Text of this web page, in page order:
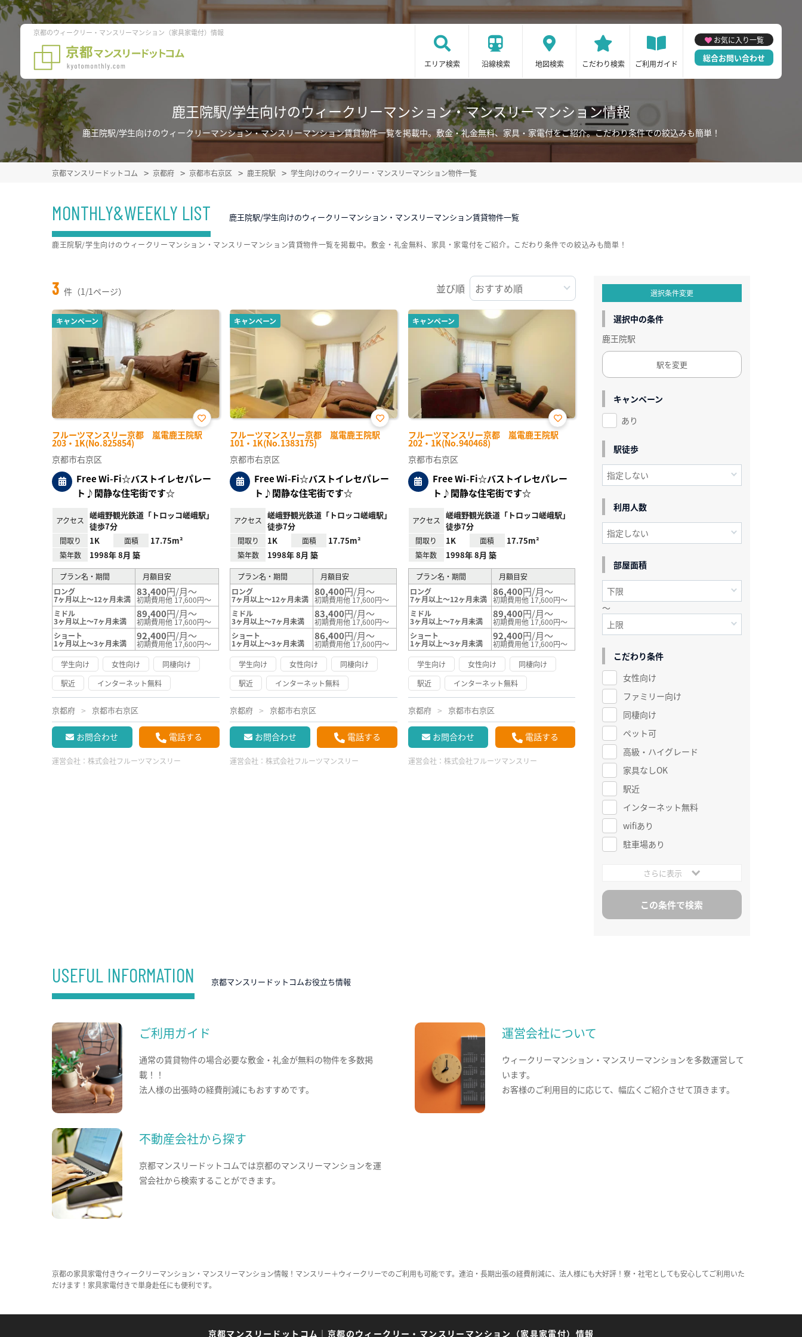
京都のウィークリー・マンスリーマンション（家具家電付）情報
エリア検索 沿線検索 地図検索 こだわり検索 ご利用ガイド
お気に入り一覧
総合お問い合わせ
鹿王院駅/学生向けのウィークリーマンション・マンスリーマンション情報
鹿王院駅/学生向けのウィークリーマンション・マンスリーマンション賃貸物件一覧を掲載中。敷金・礼金無料、家具・家電付をご紹介。こだわり条件での絞込みも簡単！
京都マンスリードットコム 京都府 京都市右京区 鹿王院駅 学生向けのウィークリー・マンスリーマンション物件一覧
MONTHLY&WEEKLY LIST 鹿王院駅/学生向けのウィークリーマンション・マンスリーマンション賃貸物件一覧
3 件（1/1ページ） 並び順
キャンペーン
フルーツマンスリー京都 嵐電鹿王院駅
203・1K(No.825854)
お気
に入
京都市右京区
Free Wi-Fi☆バストイレセパレー
ト♪閑静な住宅街です☆
アクセス
嵯峨野観光鉄道「トロッコ嵯峨駅」
徒歩7分
間取り 1K 面積 17.75m²
築年数 1998年 8月 築
プラン名・期間
月額目安
ロング
7ヶ月以上～12ヶ月未満
83,400円/月～
初期費用他 17,600円～
ミドル
3ヶ月以上～7ヶ月未満
89,400円/月～
初期費用他 17,600円～
ショート
1ヶ月以上～3ヶ月未満
92,400円/月～
初期費用他 17,600円～
学生向け
女性向け
同棲向け
駅近
インターネット無料
京都府 京都市右京区
お問合わせ 電話する
運営会社： 株式会社フルーツマンスリー
キャンペーン
フルーツマンスリー京都 嵐電鹿王院駅
101・1K(No.1383175)
お気
に入
京都市右京区
Free Wi-Fi☆バストイレセパレー
ト♪閑静な住宅街です☆
アクセス
嵯峨野観光鉄道「トロッコ嵯峨駅」
徒歩7分
間取り 1K 面積 17.75m²
築年数 1998年 8月 築
プラン名・期間
月額目安
ロング
7ヶ月以上～12ヶ月未満
80,400円/月～
初期費用他 17,600円～
ミドル
3ヶ月以上～7ヶ月未満
83,400円/月～
初期費用他 17,600円～
ショート
1ヶ月以上～3ヶ月未満
86,400円/月～
初期費用他 17,600円～
学生向け
女性向け
同棲向け
駅近
インターネット無料
京都府 京都市右京区
お問合わせ 電話する
運営会社：株式会社フルーツマンスリー
キャンペーン
フルーツマンスリー京都 嵐電鹿王院駅
202・1K(No.940468)
お気
に入
京都市右京区
Free Wi-Fi☆バストイレセパレー
ト♪閑静な住宅街です☆
アクセス
嵯峨野観光鉄道「トロッコ嵯峨駅」
徒歩7分
間取り 1K 面積 17.75m²
築年数 1998年 8月 築
プラン名・期間
月額目安
ロング
7ヶ月以上～12ヶ月未満
86,400円/月～
初期費用他 17,600円～
ミドル
3ヶ月以上～7ヶ月未満
89,400円/月～
初期費用他 17,600円～
ショート
1ヶ月以上～3ヶ月未満
92,400円/月～
初期費用他 17,600円～
学生向け
女性向け
同棲向け
駅近
インターネット無料
京都府 京都市右京区
お問合わせ 電話する
運営会社： 株式会社フルーツマンスリー
鹿王院駅/学生向けのウィークリーマンション・マンスリーマンション賃貸物件一覧を掲載中。敷金・礼金無料、家具・家電付をご紹介。こだわり条件での絞込みも簡単！
選択条件変更
選択中の条件
鹿王院駅
駅を変更
キャンペーン
あり
駅徒歩
利用人数
部屋面積
～
こだわり条件
女性向け
ファミリー向け
同棲向け
ペット可
高級・ハイグレード
家具なしOK
駅近
インターネット無料
wifiあり
駐車場あり
さらに表示
USEFUL INFORMATION 京都マンスリードットコムお役立ち情報
ご利用ガイド
通常の賃貸物件の場合必要な敷金・礼金が無料の物件を多数掲
載！！
法人様の出張時の経費削減にもおすすめです。
運営会社について
ウィークリーマンション・マンスリーマンションを多数運営して
います。
お客様のご利用目的に応じて、幅広くご紹介させて頂きます。
不動産会社から探す
京都マンスリードットコムでは京都のマンスリーマンションを運
営会社から検索することができます。
京都の家具家電付きウィークリーマンション・マンスリーマンション情報！マンスリー＋ウィークリーでのご利用も可能です。連泊・長期出張の経費削減に、法人様にも大好評！寮・社宅としても安心してご利用いた
だけます！家具家電付きで単身赴任にも便利です。
京都マンスリードットコム ｜ 京都のウィークリー・マンスリーマンション（家具家電付）情報